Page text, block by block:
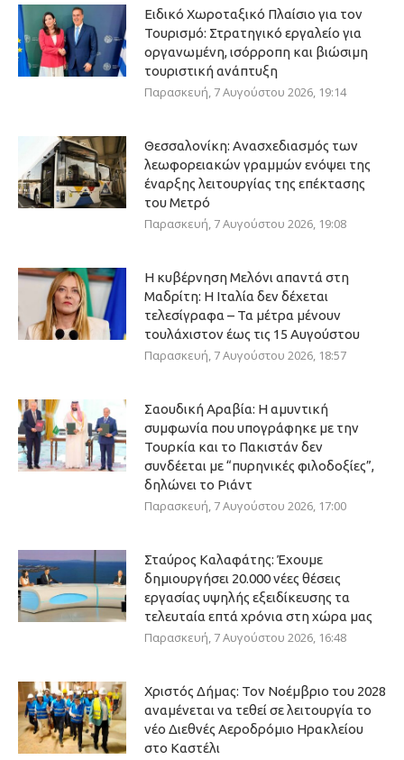
Ειδικό Χωροταξικό Πλαίσιο για τον
Τουρισμό: Στρατηγικό εργαλείο για
οργανωμένη, ισόρροπη και βιώσιμη
τουριστική ανάπτυξη
Παρασκευή, 7 Αυγούστου 2026, 19:14
Θεσσαλονίκη: Ανασχεδιασμός των
λεωφορειακών γραμμών ενόψει της
έναρξης λειτουργίας της επέκτασης
του Μετρό
Παρασκευή, 7 Αυγούστου 2026, 19:08
Η κυβέρνηση Μελόνι απαντά στη
Μαδρίτη: Η Ιταλία δεν δέχεται
τελεσίγραφα – Τα μέτρα μένουν
τουλάχιστον έως τις 15 Αυγούστου
Παρασκευή, 7 Αυγούστου 2026, 18:57
Σαουδική Αραβία: Η αμυντική
συμφωνία που υπογράφηκε με την
Τουρκία και το Πακιστάν δεν
συνδέεται με “πυρηνικές φιλοδοξίες”,
δηλώνει το Ριάντ
Παρασκευή, 7 Αυγούστου 2026, 17:00
Σταύρος Καλαφάτης: Έχουμε
δημιουργήσει 20.000 νέες θέσεις
εργασίας υψηλής εξειδίκευσης τα
τελευταία επτά χρόνια στη χώρα μας
Παρασκευή, 7 Αυγούστου 2026, 16:48
Χριστός Δήμας: Τον Νοέμβριο του 2028
αναμένεται να τεθεί σε λειτουργία το
νέο Διεθνές Αεροδρόμιο Ηρακλείου
στο Καστέλι